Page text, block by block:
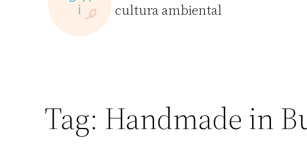
cultura ambiental
Tag: Handmade in